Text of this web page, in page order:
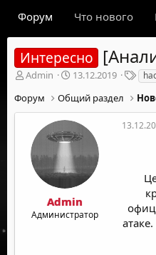
Форум Что нового
Интересно
А
т
о
м
Admin
Д
т
а
н
а
а
л
а
13.12.2019
Т
е
г
и
Форум Общий раздел
Admin
Администратор